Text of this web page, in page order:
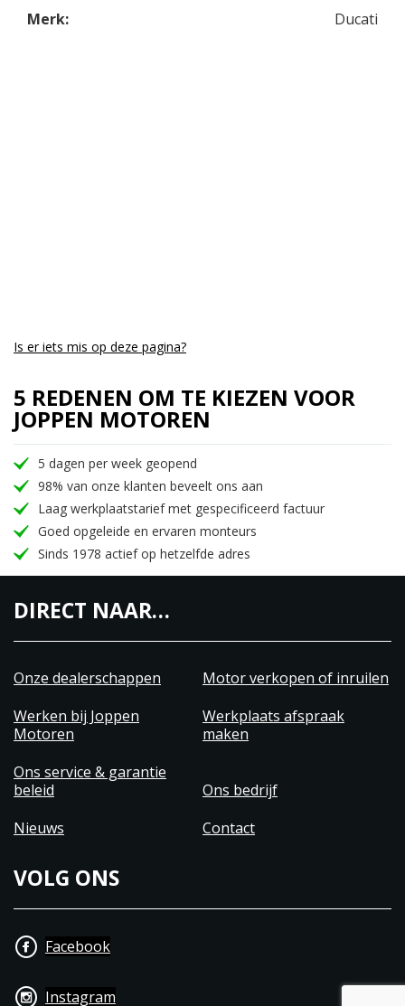
Merk:
Ducati
Is er iets mis op deze pagina?
5 REDENEN OM TE KIEZEN VOOR
JOPPEN MOTOREN
5 dagen per week geopend
98% van onze klanten beveelt ons aan
Laag werkplaatstarief met gespecificeerd factuur
Goed opgeleide en ervaren monteurs
Sinds 1978 actief op hetzelfde adres
DIRECT NAAR…
Onze dealerschappen
Motor verkopen of inruilen
Werken bij Joppen
Motoren
Werkplaats afspraak
maken
Ons service & garantie
beleid
Ons bedrijf
Nieuws
Contact
VOLG ONS
Facebook
Instagram